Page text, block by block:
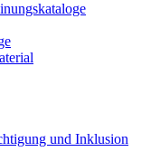
und Inklusion